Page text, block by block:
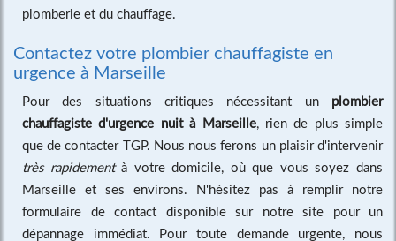
plomberie et du chauffage.
Contactez votre plombier chauffagiste en
urgence à Marseille
Pour des situations critiques nécessitant un plombier
chauffagiste d'urgence nuit à Marseille, rien de plus simple
que de contacter TGP. Nous nous ferons un plaisir d'intervenir
très rapidementà votre domicile, où que vous soyez dans
Marseille et ses environs. N'hésitez pas à remplir notre
formulaire de contact disponible sur notre site pour un
dépannage immédiat. Pour toute demande urgente, nous